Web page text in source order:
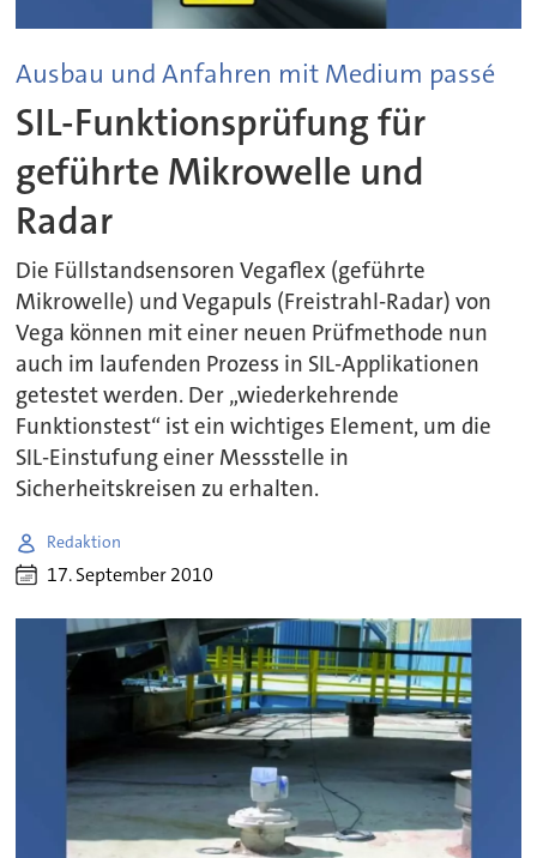
Ausbau und Anfahren mit Medium passé
SIL-Funktionsprüfung für
geführte Mikrowelle und
Radar
Die Füllstandsensoren Vegaflex (geführte
Mikrowelle) und Vegapuls (Freistrahl-Radar) von
Vega können mit einer neuen Prüfmethode nun
auch im laufenden Prozess in SIL-Applikationen
getestet werden. Der „wiederkehrende
Funktionstest“ ist ein wichtiges Element, um die
SIL-Einstufung einer Messstelle in
Sicherheitskreisen zu erhalten.
Redaktion
17. September 2010